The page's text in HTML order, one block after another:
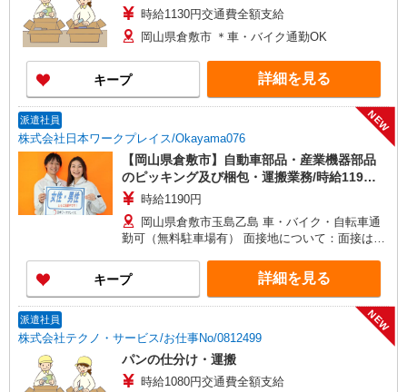
時給1130円交通費全額支給
岡山県倉敷市 ＊車・バイク通勤OK
キープ 詳細を見る
派遣社員
株式会社日本ワークプレイス/Okayama076
NEW
【岡山県倉敷市】自動車部品・産業機器部品
のピッキング及び梱包・運搬業務/時給1190
円/日勤/土日休み/残業なし
時給1190円
岡山県倉敷市玉島乙島 車・バイク・自転車通
勤可（無料駐車場有） 面接地について：面接は本
す。 お気軽にご相談・お問い合わせ下さい。 岡山
事務所開設に向けて準備中です。
キープ 詳細を見る
派遣社員
株式会社テクノ・サービス/お仕事No/0812499
NEW
パンの仕分け・運搬
時給1080円交通費全額支給